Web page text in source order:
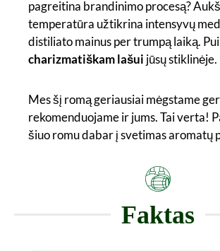
pagreitina brandinimo procesą?
temperatūra užtikrina intensyvų
distiliato mainus per trumpą laiką.
charizmatiškam lašui jūsų stiklinėje.
Mes šį romą geriausiai mėgstame
rekomenduojame ir jums. Tai verta!
šiuo romu dabar į svetimas aromatų
Faktas